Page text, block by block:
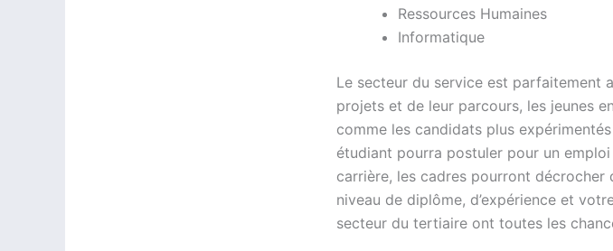
Ressources Humaines
Informatique
Le secteur du service est parfaitement
projets et de leur parcours, les jeunes
comme les candidats plus
étudiant pourra postuler pour un
carrière, les cadres pourront
niveau de diplôme, d’expérience et
secteur du tertiaire ont toutes les